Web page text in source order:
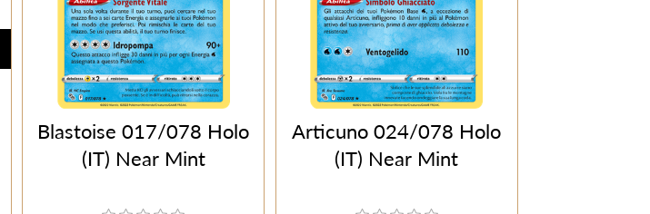
Blastoise 017/078 Holo
(IT) Near Mint
Articuno 024/078 Holo
(IT) Near Mint